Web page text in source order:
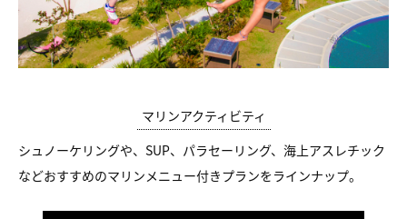
マリンアクティビティ
シュノーケリングや、SUP、パラセーリング、海上アスレチック
などおすすめのマリンメニュー付きプランをラインナップ。